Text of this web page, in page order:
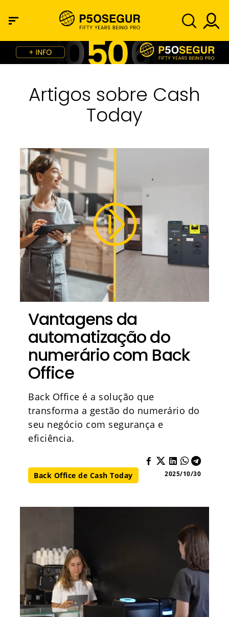
Artigos sobre Cash
Today
Vantagens da
automatização do
numerário com Back
Office
Back Office é a solução que
transforma a gestão do numerário do
seu negócio com segurança e
eficiência.
Back Office de Cash Today 2025/10/30